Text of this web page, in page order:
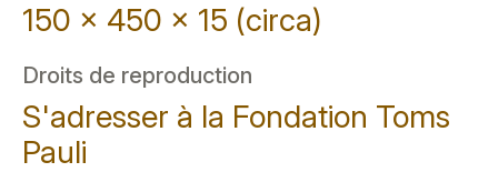
150 x 450 x 15 (circa)
Droits de reproduction
S'adresser à la Fondation Toms
Pauli